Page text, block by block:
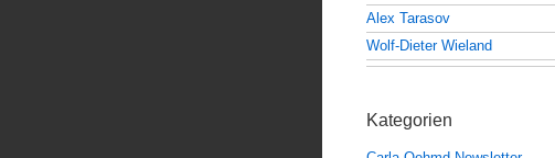
Alex Tarasov
Wolf-Dieter Wieland
Kategorien